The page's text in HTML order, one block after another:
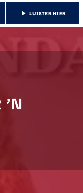
play_arrow LUISTER HIER